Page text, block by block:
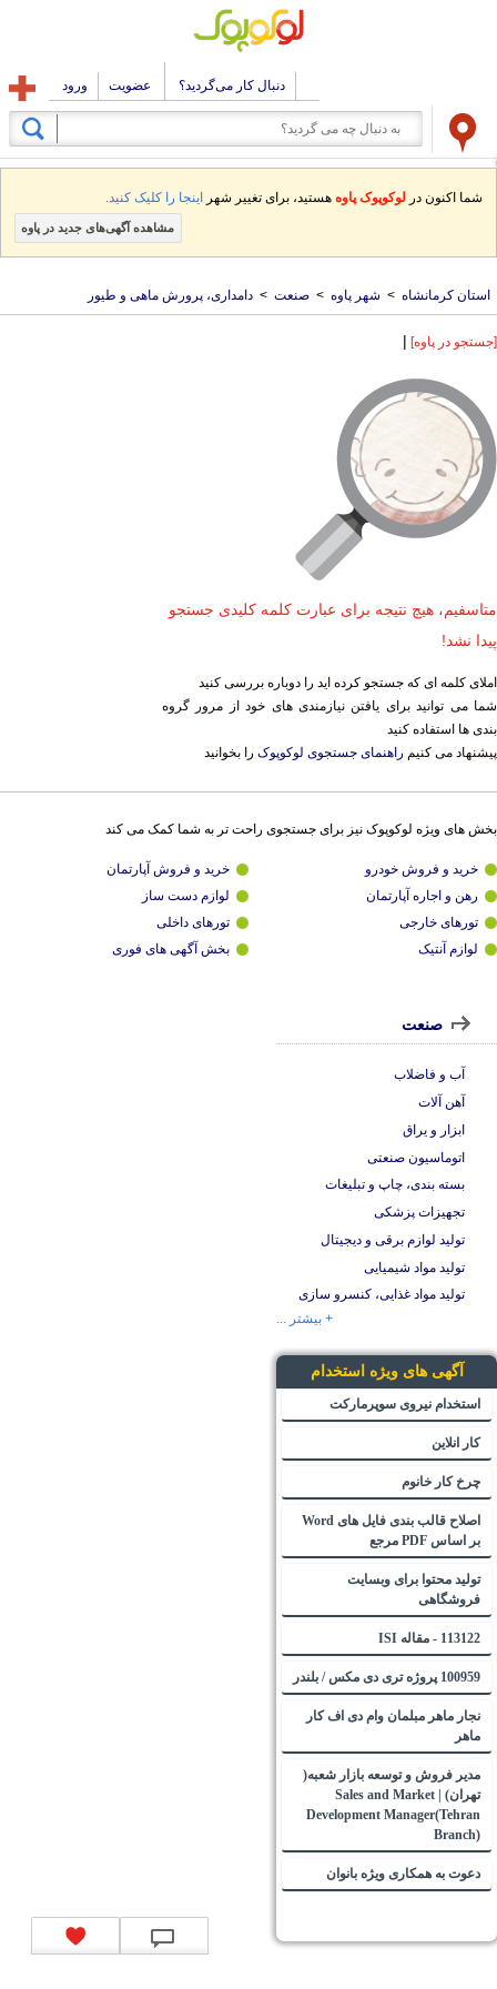
دنبال کار می‌گردید؟ عضویت ورود
شما اکنون در لوکوپوک پاوه هستید، برای تغییر شهر اینجا را کلیک کنید.
مشاهده آگهی‌های جدید در پاوه
استان کرمانشاه > شهر پاوه > صنعت > دامداری، پرورش ماهی و طیور
[جستجو در پاوه] |
متاسفیم، هیچ نتیجه برای عبارت کلمه کلیدی جستجو
پیدا نشد!
املای کلمه ای که جستجو کرده اید را دوباره بررسی کنید
شما می توانید برای یافتن نیازمندی های خود از مرور گروه
بندی ها استفاده کنید
پیشنهاد می کنیم راهنمای جستجوی لوکوپوک را بخوانید
بخش های ویژه لوکوپوک نیز برای جستجوی راحت تر به شما کمک می کند
خرید و فروش خودرو
خرید و فروش آپارتمان
رهن و اجاره آپارتمان
لوازم دست ساز
تورهای خارجی
تورهای داخلی
لوازم آنتیک
بخش آگهی های فوری
صنعت
آب و فاضلاب
آهن آلات
ابزار و یراق
اتوماسیون صنعتی
بسته بندی، چاپ و تبلیغات
تجهیزات پزشکی
تولید لوازم برقی و دیجیتال
تولید مواد شیمیایی
تولید مواد غذایی، کنسرو سازی
+ بیشتر ...
آگهی های ویژه استخدام
استخدام نیروی سوپرمارکت
کار انلاین
چرخ کار خانوم
اصلاح قالب بندی فایل های Word
بر اساس PDF مرجع
تولید محتوا برای وبسایت
فروشگاهی
113122 - مقاله ISI
100959 پروژه تری دی مکس / بلندر
نجار ماهر مبلمان وام دی اف کار
ماهر
مدیر فروش و توسعه بازار شعبه(
تهران) | Sales and Market
Development Manager(Tehran
Branch)
دعوت به همکاری ویژه بانوان